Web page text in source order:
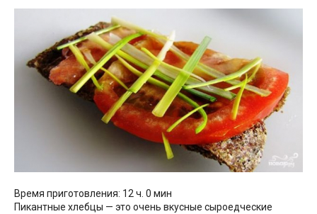
Время приготовления: 12 ч. 0 мин
Пикантные хлебцы — это очень вкусные сыроедческие